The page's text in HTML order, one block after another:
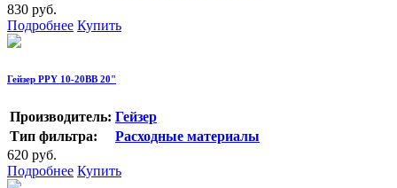
830 руб.
Подробнее Купить
Гейзер PPY 10-20BB 20"
Производитель: Гейзер
Тип фильтра:
Расходные материалы
620 руб.
Подробнее Купить